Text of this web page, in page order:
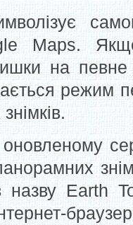
Maps.
на певне
режим
оновленому
назву Earth